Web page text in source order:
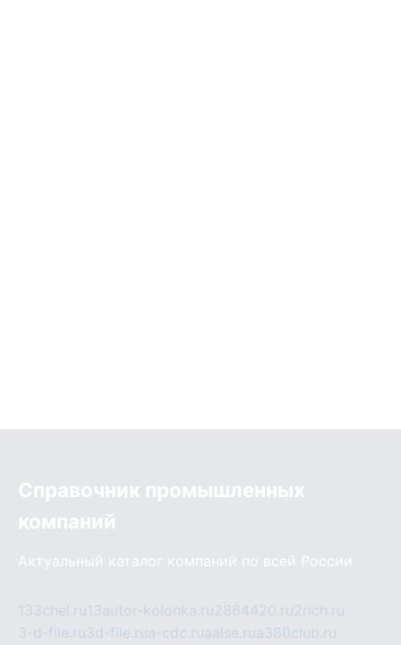
Справочник промышленных
компаний
Актуальный каталог компаний по всей России
133chel.ru13autor-kolonka.ru2864420.ru2rich.ru
3-d-file.ru3d-file.rua-cdc.ruaalse.rua380club.ru